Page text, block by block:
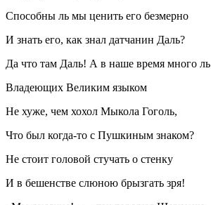
Способны ль мы ценить его безмерно
И знать его, как знал датчанин Даль?
Да что там Даль! А в наше время много ль
Владеющих Великим языком
Не хуже, чем хохол Мыкола Гоголь,
Что был когда-то с Пушкиным знаком?
Не стоит головой стучать о стенку
И в бешенстве слюною брызгать зря!